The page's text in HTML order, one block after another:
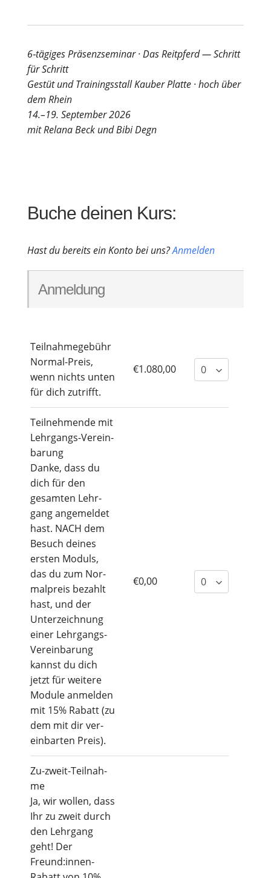
6‑tägiges Prä­senz­se­mi­nar · Das Reit­pferd — Schritt
für Schritt
Gestüt und Trai­nings­stall Kau­ber Plat­te · hoch über
dem Rhein
14.–19. Sep­tem­ber 2026
mit Rel­a­na Beck und Bibi Degn
Buche dei­nen Kurs:
Hast du bereits ein Kon­to bei uns?Anmel­den
Anmel­dung
Teil­nah­me­ge­bühr
Nor­mal-Preis,
wenn nichts unten
für dich zutrifft.
€1.080,00
Teil­neh­men­de mit
Lehr­gangs-Ver­ein­
ba­rung
Dan­ke, dass du
dich für den
gesam­ten Lehr­
gang ange­mel­det
hast. NACH dem
Besuch dei­nes
ers­ten Moduls,
das du zum Nor­
mal­preis bezahlt
hast, und der
Unter­zeich­nung
einer Lehr­gangs-
Ver­ein­ba­rung
kannst du dich
jetzt für wei­te­re
Modu­le anmel­den
mit 15% Rabatt (zu
dem mit dir ver­
ein­bar­ten Preis).
€0,00
Zu-zweit-Teil­nah­
me
Ja, wir wol­len, dass
Ihr zu zweit durch
den Lehr­gang
geht! Der
Freund:innen-